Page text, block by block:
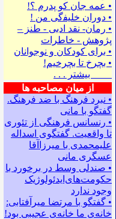
• ﻋﻤﻪ ﺟﺎﻥ ﻛﻮ ﭘﺪﺭﻡ ؟!
• ﺩﻭﺭﺍﻥ ﺧﻠﻴﻔگی ﻣﻦ !
• رمان- نقد ادبی - طنز –
پژوهش - خاطرات
• ﺑﺮﺍﻯ ﻛﻮﺩﻛﺎﻥ ﻭ ﻧﻮﺟﻮﺍﻧﺎﻥ
• بچرخ تا بچرخیم!
بیشتر . . .
از میان مصاحبه ها
• نبرد فرهنگ با ضد فرهنگ.
گفتگو با ﻣﺎﻧﻰ
• رنسانس فرهنگی ‌از تئوری
‌تا واقعیت. گفتگوی اسداله
علیمحمدی با میرزاآقا
عسگری ‌مانی
• صندلی وسط در برخورد با
حکومت‌های‌ایدئولوژیک
وجود ندارد
• گفتگو با مرتضا میرآفتابی:
ﺧﺎﻧﻪﻯ ﻣﺎ ﺧﺎﻧﻪﻯ ﻋﺠﻴﺒﻰ ﺑﻮﺩ!